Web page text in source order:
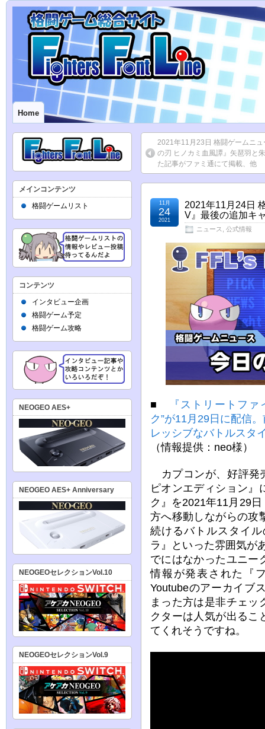
Home
2021年11月23日 格闘ゲームニ
の刃 ヒノカミ血風譚』矢琶羽と
た記事がファミ通にて掲載、他
2021年11月24日
V』最後の追加キ
ニュース 公式情報
11月
24
2021
■
『ストリートフ
ク”が11月29日に配信
レッシブなバトルスタ
（情報提供：neo様）
カプコンが、好評発
ピオンエディション』
ク』を2021年11月29
方へ移動しながらの攻
続けるバトルスタイ
ラ』といった雰囲気が
でにはなかったユニー
情報が発表された『
Youtubeのアーカイブ
まった方は是非チェッ
クターは人気が出るこ
てくれそうですね。
メインコンテンツ
格闘ゲームリスト
コンテンツ
インタビュー企画
格闘ゲーム予定
格闘ゲーム攻略
NEOGEO AES+
NEOGEO AES+ Anniversary
NEOGEOセレクションVol.10
NEOGEOセレクションVol.9